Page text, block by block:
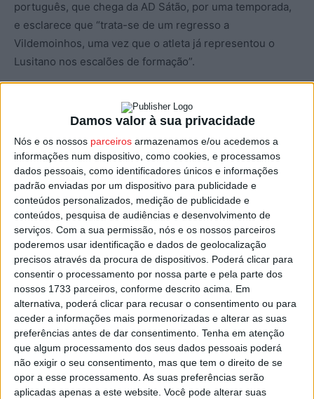
Damos valor à sua privacidade
Nós e os nossos parceiros armazenamos e/ou acedemos a
informações num dispositivo, como cookies, e processamos
dados pessoais, como identificadores únicos e informações
padrão enviadas por um dispositivo para publicidade e
conteúdos personalizados, medição de publicidade e
conteúdos, pesquisa de audiências e desenvolvimento de
serviços. Com a sua permissão, nós e os nossos parceiros
poderemos usar identificação e dados de geolocalização
precisos através da procura de dispositivos. Poderá clicar para
consentir o processamento por nossa parte e pela parte dos
nossos 1733 parceiros, conforme descrito acima. Em
alternativa, poderá clicar para recusar o consentimento ou para
aceder a informações mais pormenorizadas e alterar as suas
preferências antes de dar consentimento. Tenha em atenção
que algum processamento dos seus dados pessoais poderá
não exigir o seu consentimento, mas que tem o direito de se
opor a esse processamento. As suas preferências serão
aplicadas apenas a este website. Você pode alterar suas
português, que chega da AD Sátão, por uma temporada,
e esclarece que “trata-se de um regresso a
Vildemoinhos, uma vez que o atleta já representou o
Lusitano nos escalões de formação”.
plantel sénior.
Esta e outras notícias para ouvir na Estação Diária – 96.8
FM ou emwww.968.fm
Pub
Divisão de Honra
Lusitano de Vildemoinhos